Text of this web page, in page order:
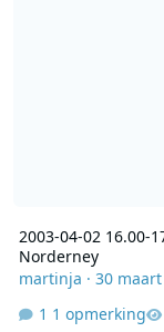
2003-04-02 16.00-
Norderney
martinja · 30
1 opmerking